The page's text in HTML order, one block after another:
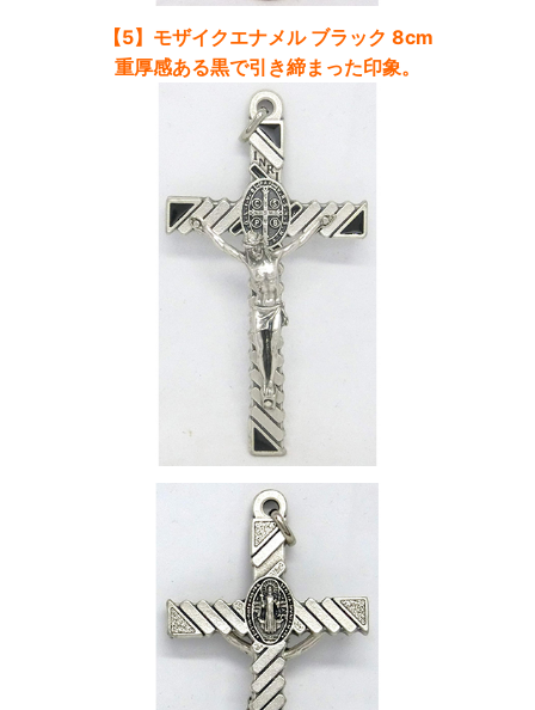
【5】モザイクエナメル ブラック 8cm
重厚感ある黒で引き締まった印象。